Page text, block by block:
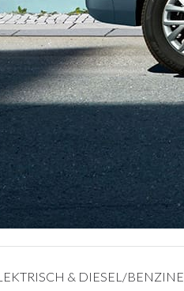
& DIESEL/BENZINE